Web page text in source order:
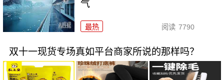
气
最热 阅读 7790
双十一现货专场真如平台商家所说的那样吗？